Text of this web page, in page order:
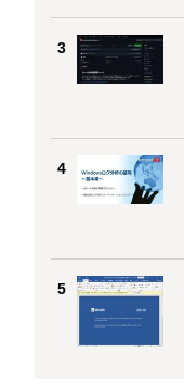
3
4
5